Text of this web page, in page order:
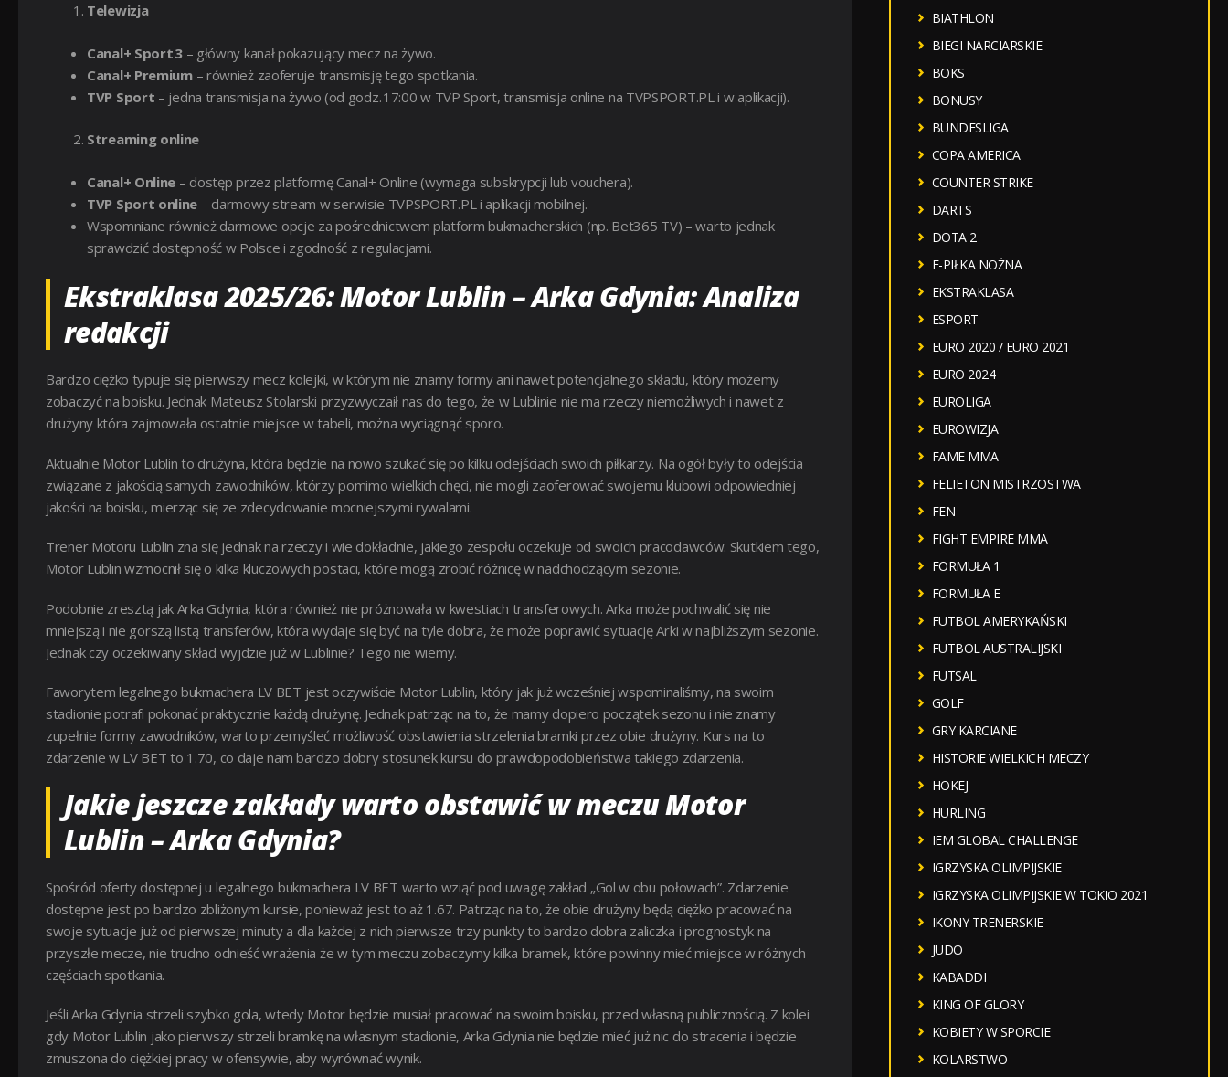
Telewizja
Canal+ Sport 3– główny kanał pokazujący mecz na żywo.
Canal+ Premium– również zaoferuje transmisję tego spotkania.
TVP Sport – jedna transmisja na żywo (od godz. 17:00 w TVP Sport, transmisja online na TVPSPORT.PL i w aplikacji).
Streaming online
Canal+ Online – dostęp przez platformę Canal+ Online (wymaga subskrypcji lub vouchera).
TVP Sport online – darmowy stream w serwisie TVPSPORT.PL i aplikacji mobilnej.
Wspomniane również darmowe opcje za pośrednictwem platform bukmacherskich (np. Bet365 TV) – warto jednak
sprawdzić dostępność w Polsce i zgodność z regulacjami.
Ekstraklasa 2025/26: Motor Lublin – Arka Gdynia: Analiza
redakcji
Bardzo ciężko typuje się pierwszy mecz kolejki, w którym nie znamy formy ani nawet potencjalnego składu, który możemy
zobaczyć na boisku. Jednak Mateusz Stolarski przyzwyczaił nas do tego, że w Lublinie nie ma rzeczy niemożliwych i nawet z
drużyny która zajmowała ostatnie miejsce w tabeli, można wyciągnąć sporo.
Aktualnie Motor Lublin to drużyna, która będzie na nowo szukać się po kilku odejściach swoich piłkarzy. Na ogół były to odejścia
związane z jakością samych zawodników, którzy pomimo wielkich chęci, nie mogli zaoferować swojemu klubowi odpowiedniej
jakości na boisku, mierząc się ze zdecydowanie mocniejszymi rywalami.
Trener Motoru Lublin zna się jednak na rzeczy i wie dokładnie, jakiego zespołu oczekuje od swoich pracodawców. Skutkiem tego,
Motor Lublin wzmocnił się o kilka kluczowych postaci, które mogą zrobić różnicę w nadchodzącym sezonie.
Podobnie zresztą jak Arka Gdynia, która również nie próżnowała w kwestiach transferowych. Arka może pochwalić się nie
mniejszą i nie gorszą listą transferów, która wydaje się być na tyle dobra, że może poprawić sytuację Arki w najbliższym sezonie.
Jednak czy oczekiwany skład wyjdzie już w Lublinie? Tego nie wiemy.
Faworytem legalnego bukmachera LV BET jest oczywiście Motor Lublin, który jak już wcześniej wspominaliśmy, na swoim
stadionie potrafi pokonać praktycznie każdą drużynę. Jednak patrząc na to, że mamy dopiero początek sezonu i nie znamy
zupełnie formy zawodników, warto przemyśleć możliwość obstawienia strzelenia bramki przez obie drużyny. Kurs na to
zdarzenie w LV BET to 1.70, co daje nam bardzo dobry stosunek kursu do prawdopodobieństwa takiego zdarzenia.
Jakie jeszcze zakłady warto obstawić w meczu Motor
Lublin – Arka Gdynia?
Spośród oferty dostępnej u legalnego bukmachera LV BET warto wziąć pod uwagę zakład „Gol w obu połowach”. Zdarzenie
dostępne jest po bardzo zbliżonym kursie, ponieważ jest to aż 1.67. Patrząc na to, że obie drużyny będą ciężko pracować na
swoje sytuacje już od pierwszej minuty a dla każdej z nich pierwsze trzy punkty to bardzo dobra zaliczka i prognostyk na
przyszłe mecze, nie trudno odnieść wrażenia że w tym meczu zobaczymy kilka bramek, które powinny mieć miejsce w różnych
częściach spotkania.
Jeśli Arka Gdynia strzeli szybko gola, wtedy Motor będzie musiał pracować na swoim boisku, przed własną publicznością. Z kolei
gdy Motor Lublin jako pierwszy strzeli bramkę na własnym stadionie, Arka Gdynia nie będzie mieć już nic do stracenia i będzie
zmuszona do ciężkiej pracy w ofensywie, aby wyrównać wynik.
BIATHLON
BIEGI NARCIARSKIE
BOKS
BONUSY
BUNDESLIGA
COPA AMERICA
COUNTER STRIKE
DARTS
DOTA 2
E-PIŁKA NOŻNA
EKSTRAKLASA
ESPORT
EURO 2020 / EURO 2021
EURO 2024
EUROLIGA
EUROWIZJA
FAME MMA
FELIETON MISTRZOSTWA
FEN
FIGHT EMPIRE MMA
FORMUŁA 1
FORMUŁA E
FUTBOL AMERYKAŃSKI
FUTBOL AUSTRALIJSKI
FUTSAL
GOLF
GRY KARCIANE
HISTORIE WIELKICH MECZY
HOKEJ
HURLING
IEM GLOBAL CHALLENGE
IGRZYSKA OLIMPIJSKIE
IGRZYSKA OLIMPIJSKIE W TOKIO 2021
IKONY TRENERSKIE
JUDO
KABADDI
KING OF GLORY
KOBIETY W SPORCIE
KOLARSTWO